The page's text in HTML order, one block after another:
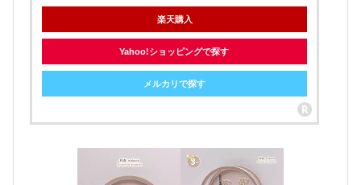
楽天購入
Yahoo!ショッピングで探す
メルカリで探す